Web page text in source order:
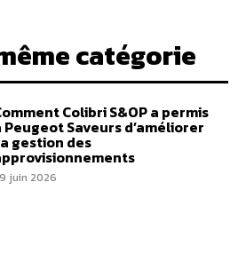
catégorie
Colibri S&OP a permis
Peugeot Saveurs d’améliorer
gestion des
juin 2026